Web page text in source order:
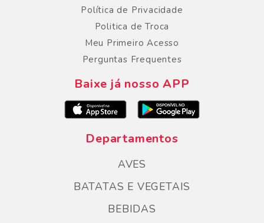
Política de Privacidade
Politica de Troca
Meu Primeiro Acesso
Perguntas Frequentes
Baixe já nosso APP
Departamentos
AVES
BATATAS E VEGETAIS
BEBIDAS